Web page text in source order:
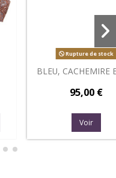
TERRACOTTA,
95,00 €
Ajouter au